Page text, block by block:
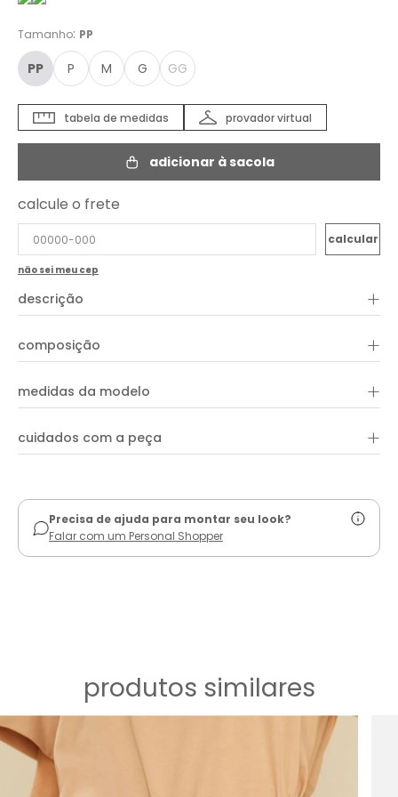
Tamanho: PP
PP P M G GG
provador virtual
tabela de medidas
adicionar à sacola
calcule o frete
não sei meu cep
descrição +
composição +
100% viscose
medidas da modelo +
cuidados com a peça +
Precisa de ajuda para montar seu look?
Falar com um Personal Shopper
produtos similares